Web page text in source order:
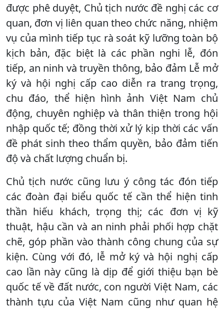
được phê duyệt, Chủ tịch nước đề nghị các cơ
quan, đơn vị liên quan theo chức năng, nhiệm
vụ của mình tiếp tục rà soát kỹ lưỡng toàn bộ
kịch bản, đặc biệt là các phần nghi lễ, đón
tiếp, an ninh và truyền thông, bảo đảm Lễ mở
ký và hội nghị cấp cao diễn ra trang trọng,
chu đáo, thể hiện hình ảnh Việt Nam chủ
động, chuyên nghiệp và thân thiện trong hội
nhập quốc tế; đồng thời xử lý kịp thời các vấn
đề phát sinh theo thẩm quyền, bảo đảm tiến
độ và chất lượng chuẩn bị.
Chủ tịch nước cũng lưu ý công tác đón tiếp
các đoàn đại biểu quốc tế cần thể hiện tinh
thần hiếu khách, trọng thị; các đơn vị kỹ
thuật, hậu cần và an ninh phải phối hợp chặt
chẽ, góp phần vào thành công chung của sự
kiện. Cùng với đó, lễ mở ký và hội nghị cấp
cao lần này cũng là dịp để giới thiệu bạn bè
quốc tế về đất nước, con người Việt Nam, các
thành tựu của Việt Nam cũng như quan hệ